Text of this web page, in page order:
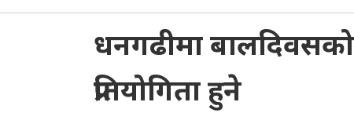
धनगढीमा
प्रतियोगिता हुने